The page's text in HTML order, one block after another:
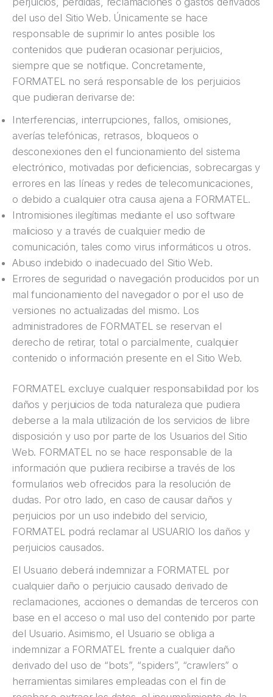
del uso del Sitio Web. Únicamente se hace
responsable de suprimir lo antes posible los
contenidos que pudieran ocasionar perjuicios,
siempre que se notifique. Concretamente,
FORMATEL no será responsable de los perjuicios
que pudieran derivarse de:
Interferencias, interrupciones, fallos, omisiones,
averías telefónicas, retrasos, bloqueos o
desconexiones den el funcionamiento del sistema
electrónico, motivadas por deficiencias, sobrecargas y
errores en las líneas y redes de telecomunicaciones,
o debido a cualquier otra causa ajena a FORMATEL.
Intromisiones ilegítimas mediante el uso software
malicioso y a través de cualquier medio de
comunicación, tales como virus informáticos u otros.
Abuso indebido o inadecuado del Sitio Web.
Errores de seguridad o navegación producidos por un
mal funcionamiento del navegador o por el uso de
versiones no actualizadas del mismo. Los
administradores de FORMATEL se reservan el
derecho de retirar, total o parcialmente, cualquier
contenido o información presente en el Sitio Web.
FORMATEL excluye cualquier responsabilidad por los
daños y perjuicios de toda naturaleza que pudiera
deberse a la mala utilización de los servicios de libre
disposición y uso por parte de los Usuarios del Sitio
Web. FORMATEL no se hace responsable de la
información que pudiera recibirse a través de los
formularios web ofrecidos para la resolución de
dudas. Por otro lado, en caso de causar daños y
perjuicios por un uso indebido del servicio,
FORMATEL podrá reclamar al USUARIO los daños y
perjuicios causados.
El Usuario deberá indemnizar a FORMATEL por
cualquier daño o perjuicio causado derivado de
reclamaciones, acciones o demandas de terceros con
base en el acceso o mal uso del contenido por parte
del Usuario. Asimismo, el Usuario se obliga a
indemnizar a FORMATEL frente a cualquier daño
derivado del uso de “bots”, “spiders”, “crawlers” o
herramientas similares empleadas con el fin de